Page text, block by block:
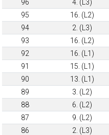
96 4. (L3)
95
16. (L2)
94
2. (L3)
93
16. (L2)
92
16. (L1)
91
15. (L1)
90
13. (L1)
89
3. (L2)
88
6. (L2)
87
9. (L2)
86
2. (L3)